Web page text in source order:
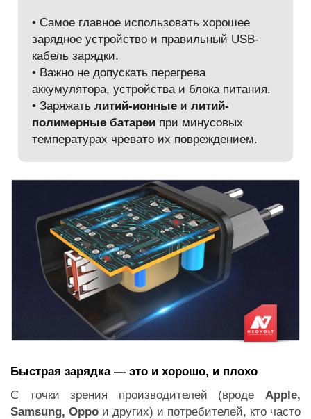
• Самое главное использовать хорошее
зарядное устройство и правильный USB-
кабель зарядки.
• Важно не допускать перегрева
аккумулятора, устройства и блока питания.
• Заряжатьлитий-ионные илитий-
полимерные батареи при минусовых
температурах чревато их повреждением.
Быстрая зарядка — это и хорошо, и плохо
С точки зрения производителей (вроде Apple,
Samsung, Oppo и других) и потребителей, кто часто